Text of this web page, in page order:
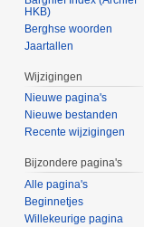
HKB)
Berghse woorden
Jaartallen
Wijzigingen
Nieuwe pagina's
Nieuwe bestanden
Recente wijzigingen
Bijzondere pagina's
Alle pagina's
Beginnetjes
Willekeurige pagina